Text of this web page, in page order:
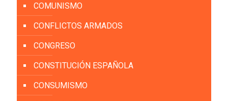
COMUNISMO
CONFLICTOS ARMADOS
CONGRESO
CONSTITUCIÓN ESPAÑOLA
CONSUMISMO